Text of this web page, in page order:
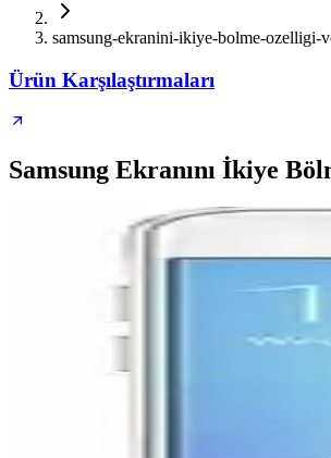
samsung-ekranini-ikiye-bolme-
Ürün Karşılaştırmaları
Samsung Ekranını İkiye